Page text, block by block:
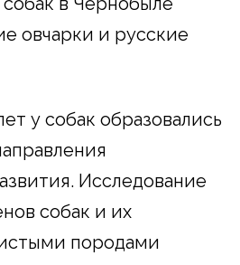
овчарки и русские
у собак образовались
Исследование
собак и их
породами